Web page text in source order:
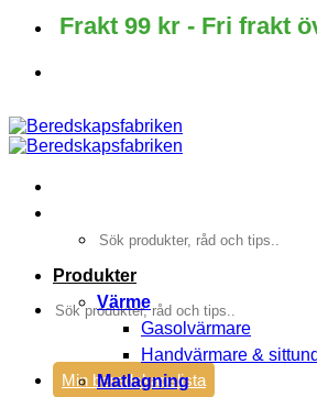
Frakt 99 kr - Fri frakt
Sök
efter:
Sök
Min beredskapslista
Produkter
Värme
Gasolvärmare
Handvärmare &
Matlagning